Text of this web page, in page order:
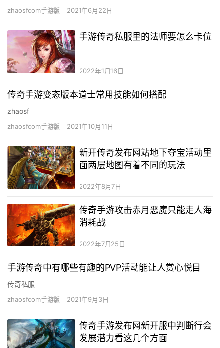
zhaosfcom手游版 2021年6月22日
手游传奇私服里的法师要怎么卡位
2022年1月16日
传奇手游变态版本道士常用技能如何搭配
zhaosf
zhaosfcom手游版 2021年10月11日
新开传奇发布网站地下夺宝活动里
面两层地图有着不同的玩法
2022年8月7日
传奇手游攻击赤月恶魔只能走人海
消耗战
2022年7月25日
手游传奇中有哪些有趣的PVP活动能让人赏心悦目
传奇私服
zhaosfcom手游版 2021年9月3日
传奇手游发布网新开服中判断行会
发展潜力看这几个方面